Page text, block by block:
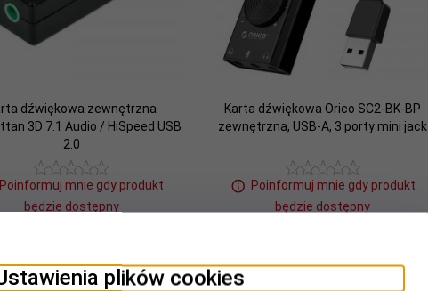
dźwiękowa zewnętrzna
3D 7.1 Audio / HiSpeed USB
2.0
Poinformuj mnie gdy produkt
będzie dostępny
38,00PLN
Karta dźwiękowa Orico SC2-BK-BP
zewnętrzna, USB-A, 3 porty mini jack
Poinformuj mnie gdy produkt
będzie dostępny
36,00PLN
plików cookies